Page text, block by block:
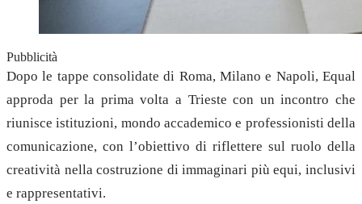
Pubblicità
Dopo le tappe consolidate di Roma, Milano e Napoli, Equal
approda per la prima volta a Trieste con un incontro che
riunisce istituzioni, mondo accademico e professionisti della
comunicazione, con l’obiettivo di riflettere sul ruolo della
creatività nella costruzione di immaginari più equi, inclusivi
e rappresentativi.